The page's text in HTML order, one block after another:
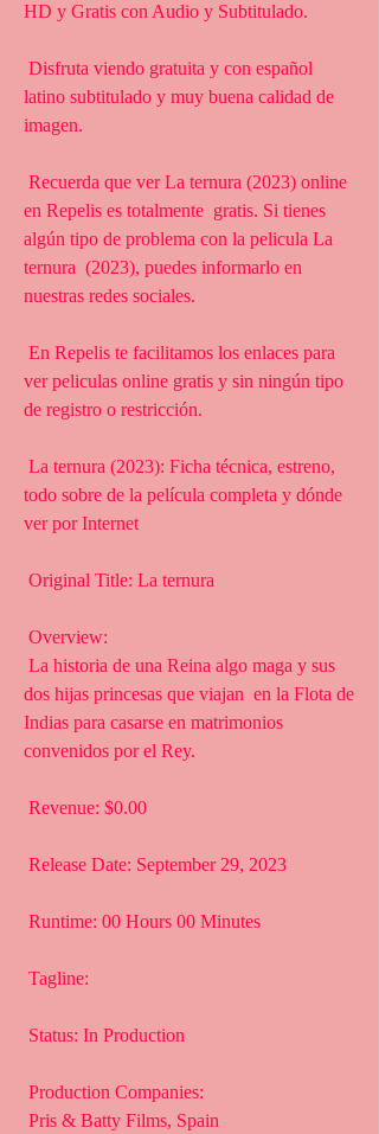
HD y Gratis con Audio y Subtitulado.
latino subtitulado y muy buena calidad de
imagen.
en Repelis es totalmente  gratis. Si tienes
algún tipo de problema con la pelicula La
ternura  (2023), puedes informarlo en
nuestras redes sociales.
ver peliculas online gratis y sin ningún tipo
de registro o restricción.
todo sobre de la película completa y dónde
ver por Internet
Original Title: La ternura
Overview:
dos hijas princesas que viajan  en la Flota de
Indias para casarse en matrimonios
convenidos por el Rey.
Revenue: $0.00
Release Date: September 29, 2023
Runtime: 00 Hours 00 Minutes
Tagline:
Status: In Production
Production Companies:
Pris & Batty Films, Spain